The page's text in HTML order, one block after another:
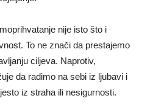
nije isto što i
To ne znači da prestajemo
ciljeva. Naprotiv,
da radimo na sebi iz ljubavi i
iz straha ili nesigurnosti.